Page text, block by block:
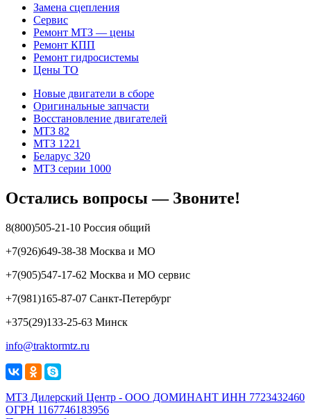
Замена сцепления
Сервис
Ремонт МТЗ — цены
Ремонт КПП
Ремонт гидросистемы
Цены ТО
Новые двигатели в сборе
Оригинальные запчасти
Восстановление двигателей
МТЗ 82
МТЗ 1221
Беларус 320
МТЗ серии 1000
Остались вопросы — Звоните!
8(800)505-21-10 Россия общий
+7(926)649-38-38 Москва и МО
+7(905)547-17-62 Москва и МО сервис
+7(981)165-87-07 Санкт-Петербург
+375(29)133-25-63 Минск
info@traktormtz.ru
МТЗ Дилерский Центр - ООО ДОМИНАНТ ИНН 7723432460
ОГРН 1167746183956